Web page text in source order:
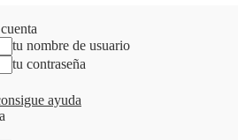
tu nombre de usuario
tu contraseña
ayuda